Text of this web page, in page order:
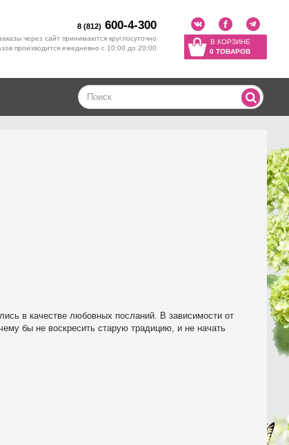
8 (812) 600-4-300
через сайт принимаются круглосуточно
производится ежедневно с 10:00 до 20:00
В КОРЗИНЕ
0 ТОВАРОВ
в качестве любовных посланий. В зависимости от
бы не воскресить старую традицию, и не начать